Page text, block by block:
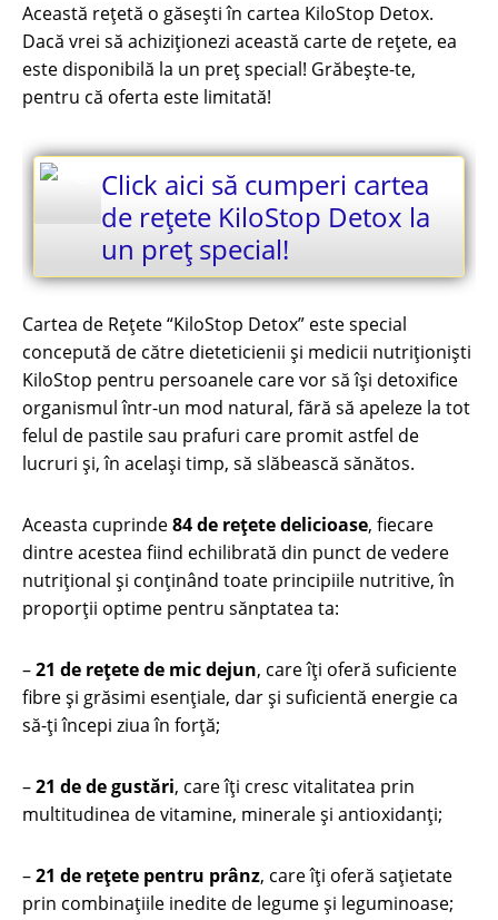
Această rețetă o găsești în cartea KiloStop Detox.
Dacă vrei să achiziționezi această carte de rețete, ea
este disponibilă la un preț special! Grăbește-te,
pentru că oferta este limitată!
Click aici să cumperi cartea
de rețete KiloStop Detox la
un preț special!
Cartea de Rețete “KiloStop Detox” este special
concepută de către dieteticienii și medicii nutriționiști
KiloStop pentru persoanele care vor să își detoxifice
organismul într-un mod natural, fără să apeleze la tot
felul de pastile sau prafuri care promit astfel de
lucruri și, în același timp, să slăbească sănătos.
Aceasta cuprinde84 de rețete delicioase, fiecare
dintre acestea fiind echilibrată din punct de vedere
nutrițional și conținând toate principiile nutritive, în
proporții optime pentru sănptatea ta:
–21 de rețete de mic dejun, care îți oferă suficiente
fibre și grăsimi esențiale, dar și suficientă energie ca
să-ți începi ziua în forță;
–21 de de gustări, care îți cresc vitalitatea prin
multitudinea de vitamine, minerale și antioxidanți;
–21 de rețete pentru prânz, care îți oferă sațietate
prin combinațiile inedite de legume și leguminoase;